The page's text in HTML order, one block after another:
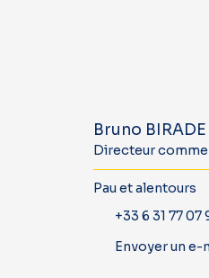
Bruno BIRADE
Directeur
Pau et alentours
+33 6 31 77 07
Envoyer un e-